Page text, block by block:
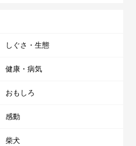
しぐさ・生態
健康・病気
おもしろ
感動
柴犬